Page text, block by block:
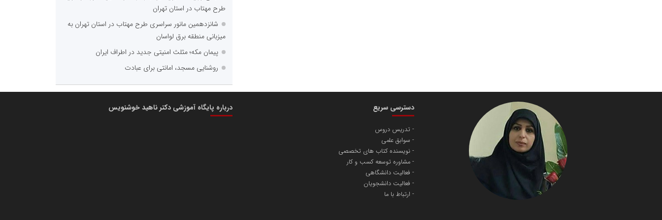
طرح مهتاب در استان تهران
شانزدهمین مانور سراسری طرح مهتاب در استان تهران به
میزبانی منطقه برق لواسان
پیمان مکه؛ مثلث امنیتی جدید در اطراف ایران
روشنایی مسجد، امانتی برای عبادت
دسترسی سریع
تدریس دروس
سوابق علمی
نویسنده کتاب های تخصصی
مشاوره توسعه کسب و کار
فعالیت دانشگاهی
فعالیت دانشجویان
ارتباط با ما
درباره پایگاه آموزشی دکتر ناهید خوشنویس